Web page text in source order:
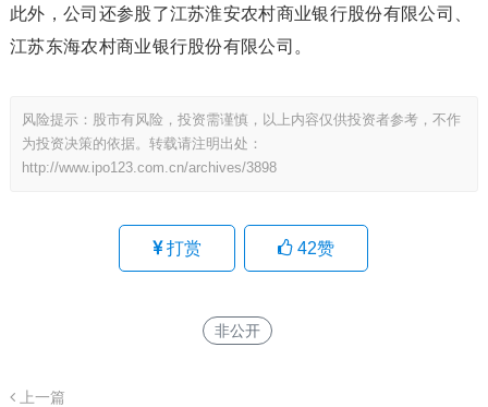
此外，公司还参股了江苏淮安农村商业银行股份有限公司、
江苏东海农村商业银行股份有限公司。
风险提示：股市有风险，投资需谨慎，以上内容仅供投资者参考，不作
为投资决策的依据。转载请注明出处：
http://www.ipo123.com.cn/archives/3898
打赏 42赞
非公开
上一篇